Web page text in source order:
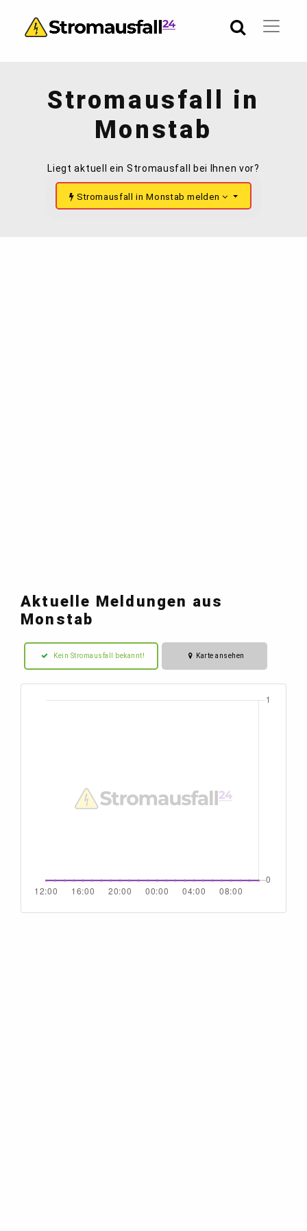
Stromausfall in
Monstab
Liegt aktuell ein Stromausfall bei Ihnen vor?
Stromausfall in Monstab melden
Aktuelle Meldungen aus
Monstab
Kein Stromausfall bekannt! Karte ansehen